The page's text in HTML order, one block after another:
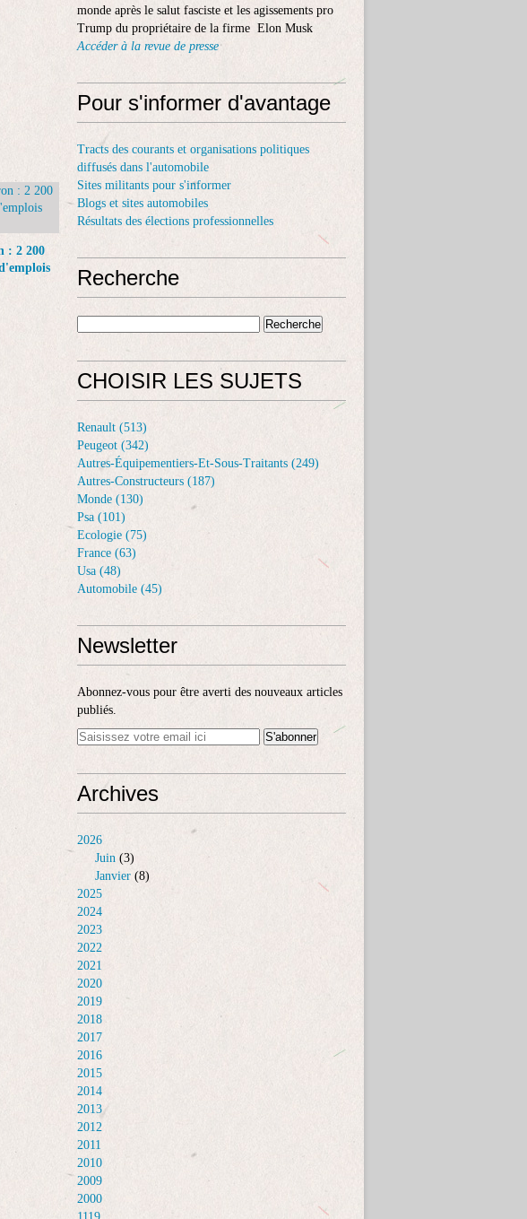
: 2 200
monde après le salut fasciste et les agissements pro
Trump du propriétaire de la firme Elon Musk
Accéder à la revue de presse
Pour s'informer d'avantage
Tracts des courants et organisations politiques
diffusés dans l'automobile
Sites militants pour s'informer
Blogs et sites automobiles
Résultats des élections professionnelles
Recherche
CHOISIR LES SUJETS
Renault (513)
Peugeot (342)
Autres-Équipementiers-Et-Sous-Traitants (249)
Autres-Constructeurs (187)
Monde (130)
Psa (101)
Ecologie (75)
France (63)
Usa (48)
Automobile (45)
Newsletter
Abonnez-vous pour être averti des nouveaux articles
publiés.
Archives
2026
Juin (3)
Janvier (8)
2025
2024
2023
2022
2021
2020
2019
2018
2017
2016
2015
2014
2013
2012
2011
2010
2009
2000